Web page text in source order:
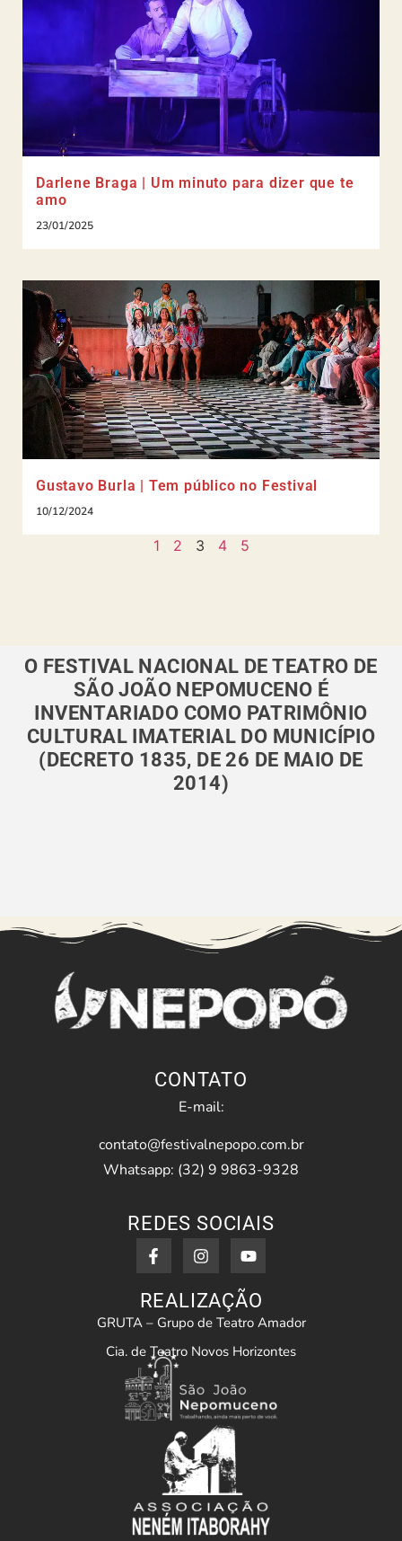
Darlene Braga | Um minuto para dizer que te
amo
23/01/2025
Gustavo Burla | Tem público no Festival
10/12/2024
1 2 3 4 5
O FESTIVAL NACIONAL DE TEATRO DE
SÃO JOÃO NEPOMUCENO É
INVENTARIADO COMO PATRIMÔNIO
CULTURAL IMATERIAL DO MUNICÍPIO
(DECRETO 1835, DE 26 DE MAIO DE
2014)
CONTATO
E-mail:
contato@festivalnepopo.com.br
Whatsapp: (32) 9 9863-9328
REDES SOCIAIS
REALIZAÇÃO
GRUTA – Grupo de Teatro Amador
Cia. de Teatro Novos Horizontes